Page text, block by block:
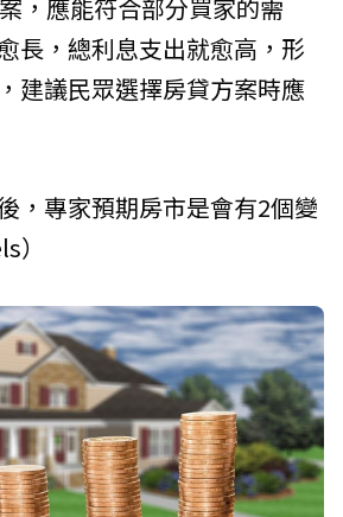
，應能符合部分買家的需
長，總利息支出就愈高，形
建議民眾選擇房貸方案時應
，專家預期房市是會有2個變